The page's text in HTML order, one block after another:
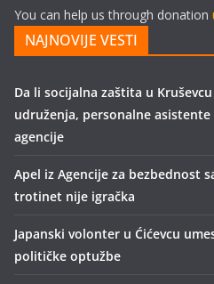
You can help us through donation
NAJNOVIJE VESTI
Da li socijalna zaštita u
udruženja, personalne
agencije
Apel iz Agencije za bezbednost
trotinet nije igračka
Japanski volonter u Ćićevcu
političke optužbe